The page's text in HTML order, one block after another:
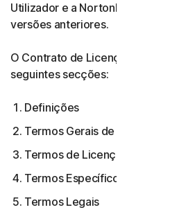
Utilizador e a NortonLifeLock
versões anteriores.
O Contrato de Licença e
seguintes secções:
Definições
Termos Gerais de Serviço
Termos de Licença de
Termos Específicos de
Termos Legais